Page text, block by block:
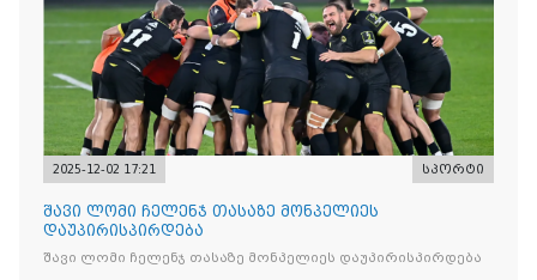
2025-12-02 17:21 სპორტი
შავი ლომი ჩელენჯ თასაზე მონპელიეს
დაუპირისპირდება
შავი ლომი ჩელენჯ თასაზე მონპელიეს დაუპირისპირდება